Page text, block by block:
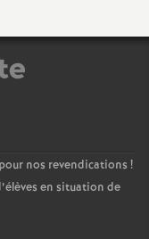
c
n
d
nos revendications !
en situation de